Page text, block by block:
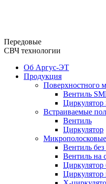
Передовые
СВЧ технологии
Об Аргус-ЭТ
Продукция
Поверхностного
Вентиль
Циркулятор
Встраиваемые
Вентиль
Циркулятор
Микрополосковые
Вентиль
Вентиль на
Циркулятор
Циркулятор